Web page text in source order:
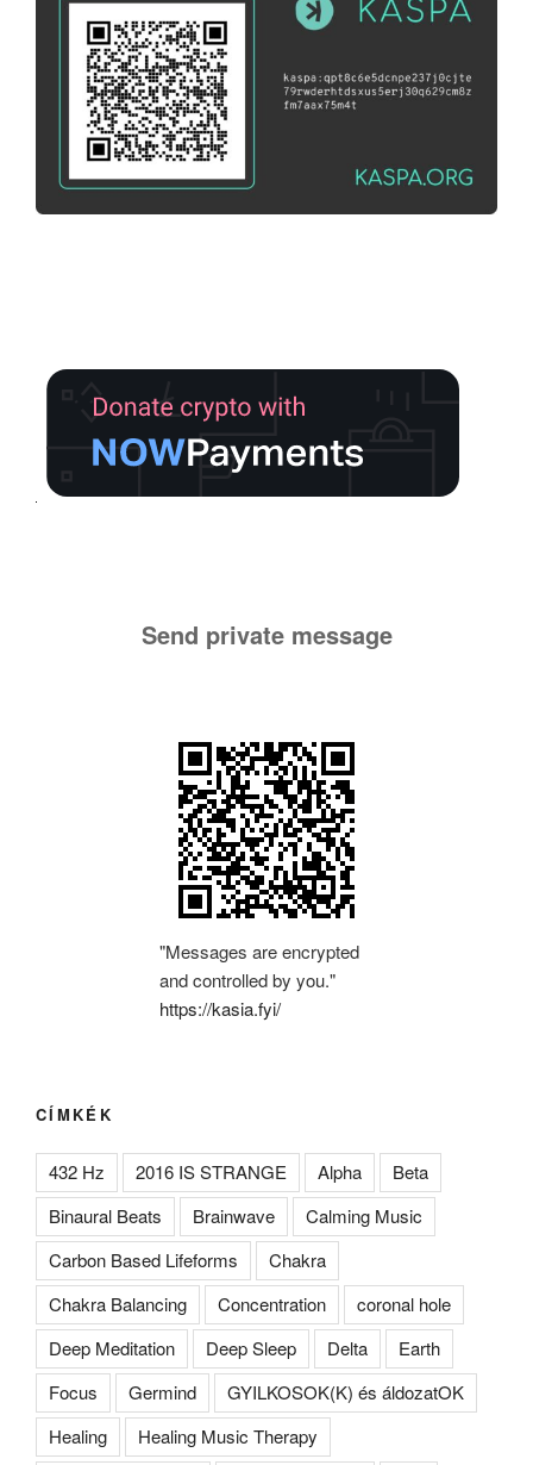
Send private message
"Messages are encrypted
and controlled by you."
https://kasia.fyi/
CÍMKÉK
432 Hz 2016 IS STRANGE Alpha
Beta
Binaural Beats
Brainwave
Calming Music
Carbon Based Lifeforms
Chakra
Chakra Balancing
Concentration
coronal hole
Deep Meditation
Deep Sleep Delta
Earth
Focus
Germind
GYILKOSOK(K) és áldozatOK
Healing
Healing Music Therapy